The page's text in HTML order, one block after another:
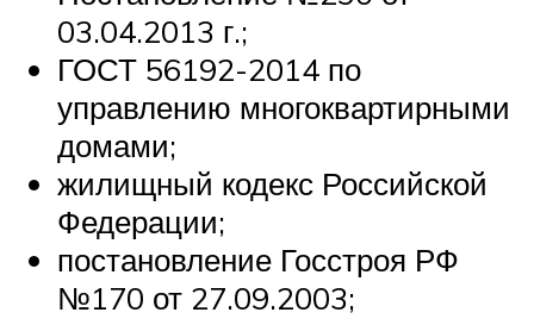
03.04.2013 г.;
ГОСТ 56192-2014 по
управлению многоквартирными
домами;
жилищный кодекс Российской
Федерации;
постановление Госстроя РФ
№170 от 27.09.2003;